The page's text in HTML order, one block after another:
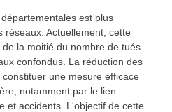
est plus
réseaux. Actuellement, cette
la moitié du nombre de tués
confondus. La réduction des
une mesure efficace
notamment par le lien
et accidents. L'objectif de cette